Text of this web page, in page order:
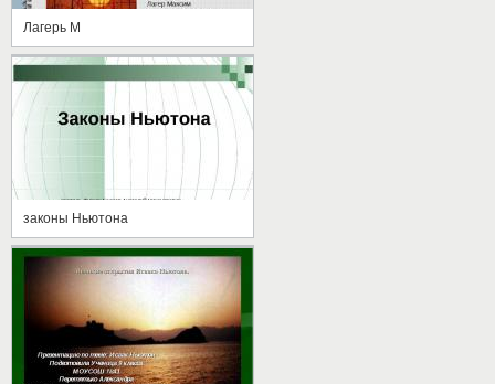
Лагерь М
законы Ньютона